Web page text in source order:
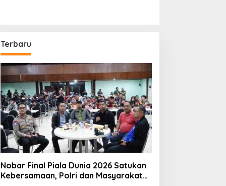
Terbaru
Nobar Final Piala Dunia 2026 Satukan
Kebersamaan, Polri dan Masyarakat